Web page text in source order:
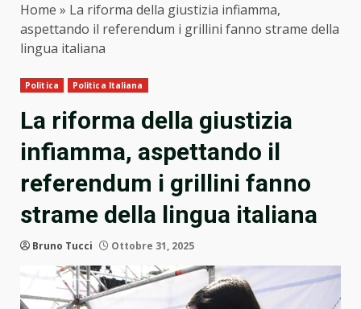
Home » La riforma della giustizia infiamma,
aspettando il referendum i grillini fanno strame della
lingua italiana
Politica Politica Italiana
La riforma della giustizia
infiamma, aspettando il
referendum i grillini fanno
strame della lingua italiana
Bruno Tucci Ottobre 31, 2025